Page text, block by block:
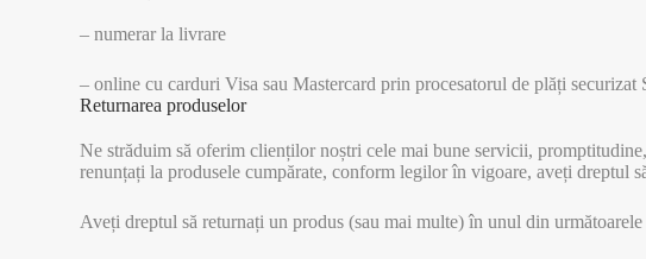
– numerar la livrare
– online cu carduri Visa sau Mastercard prin procesatorul de plăți securizat
Returnarea produselor
Ne străduim să oferim clienților noștri cele mai bune servicii,
renunțați la produsele cumpărate, conform legilor în vigoare, aveți dreptul
Aveți dreptul să returnați un produs (sau mai multe) în unul din următoarele